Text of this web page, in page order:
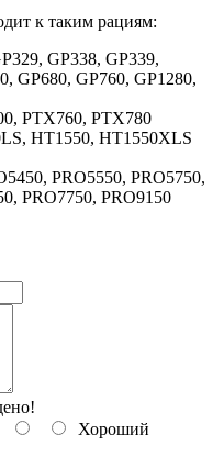
к таким рациям:
GP338, GP339,
GP680, GP760, GP1280,
PTX760, PTX780
HT1550, HT1550XLS
PRO5550, PRO5750,
PRO7750, PRO9150
Хороший